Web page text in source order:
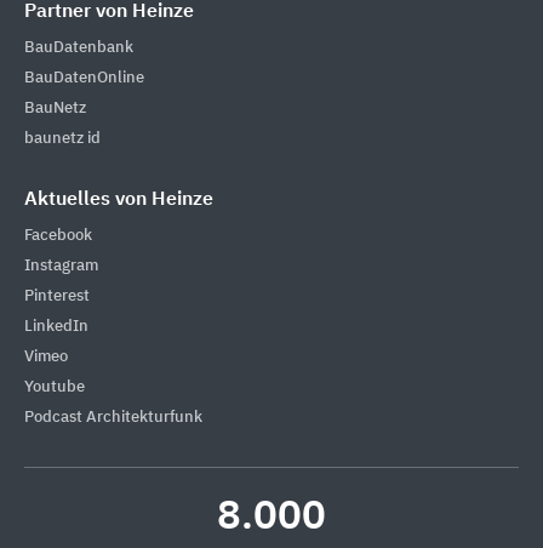
Partner von Heinze
BauDatenbank
BauDatenOnline
BauNetz
baunetz id
Aktuelles von Heinze
Facebook
Instagram
Pinterest
LinkedIn
Vimeo
Youtube
Podcast Architekturfunk
8.000